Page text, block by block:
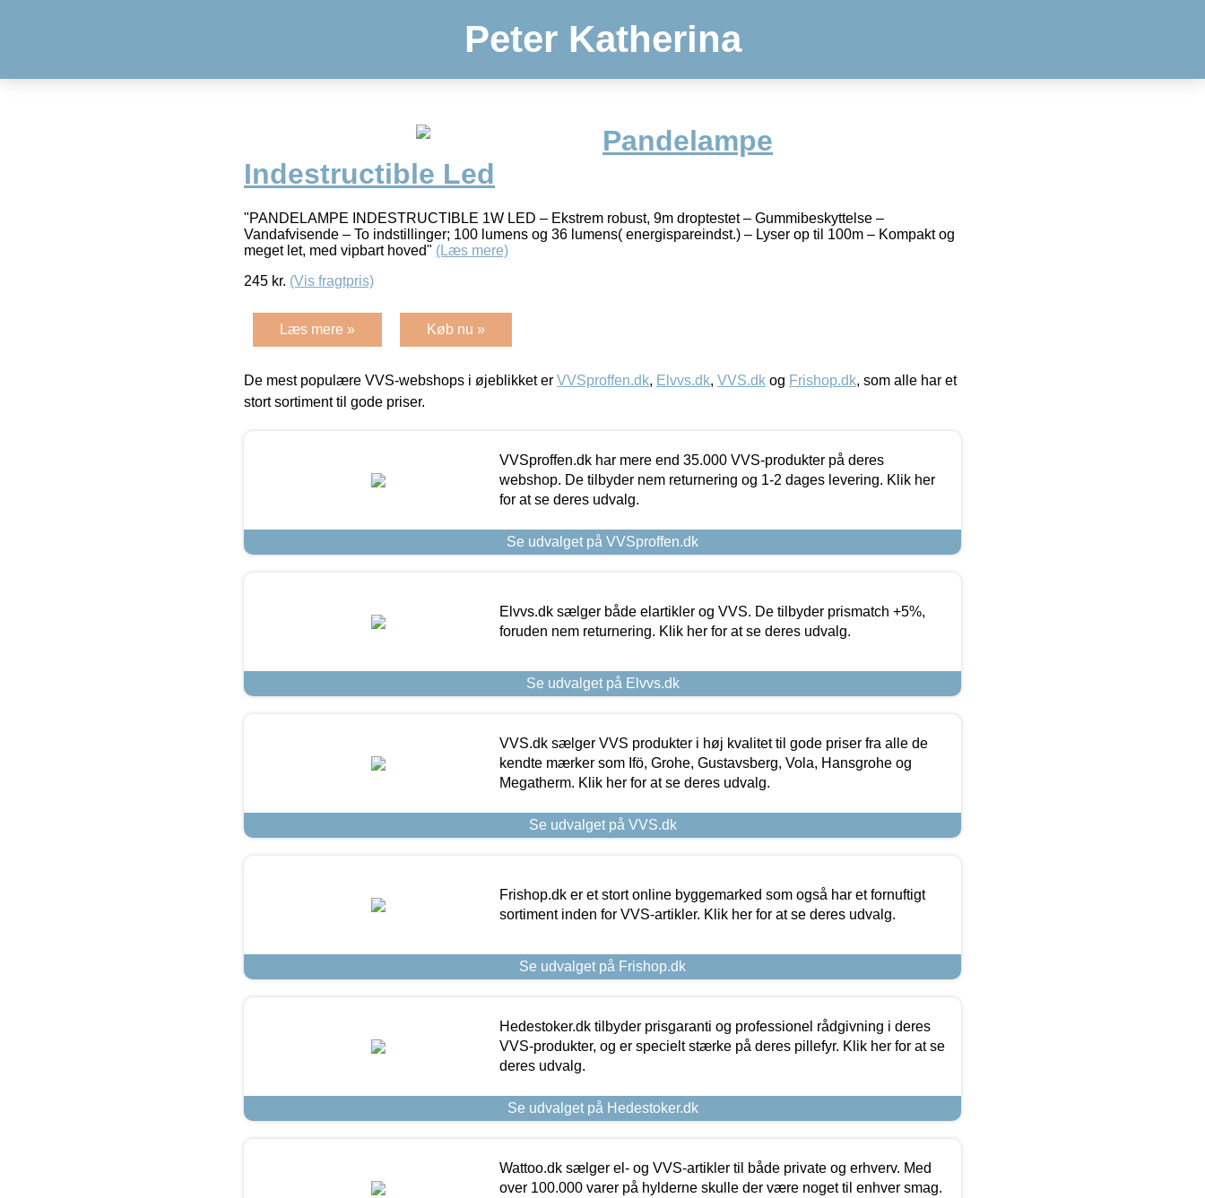
Peter Katherina
Pandelampe
Indestructible Led
"PANDELAMPE INDESTRUCTIBLE 1W LED – Ekstrem robust, 9m droptestet – Gummibeskyttelse –
Vandafvisende – To indstillinger; 100 lumens og 36 lumens( energispareindst.) – Lyser op til 100m – Kompakt og
meget let, med vipbart hoved" (Læs mere)
245 kr. (Vis fragtpris)
Læs mere » Køb nu »
De mest populære VVS-webshops i øjeblikket er VVSproffen.dk, Elvvs.dk, VVS.dk og Frishop.dk, som alle har et
stort sortiment til gode priser.
VVSproffen.dk har mere end 35.000 VVS-produkter på deres
webshop. De tilbyder nem returnering og 1-2 dages levering. Klik her
for at se deres udvalg.
Se udvalget på VVSproffen.dk
Elvvs.dk sælger både elartikler og VVS. De tilbyder prismatch +5%,
foruden nem returnering. Klik her for at se deres udvalg.
Se udvalget på Elvvs.dk
VVS.dk sælger VVS produkter i høj kvalitet til gode priser fra alle de
kendte mærker som Ifö, Grohe, Gustavsberg, Vola, Hansgrohe og
Megatherm. Klik her for at se deres udvalg.
Se udvalget på VVS.dk
Frishop.dk er et stort online byggemarked som også har et fornuftigt
sortiment inden for VVS-artikler. Klik her for at se deres udvalg.
Se udvalget på Frishop.dk
Hedestoker.dk tilbyder prisgaranti og professionel rådgivning i deres
VVS-produkter, og er specielt stærke på deres pillefyr. Klik her for at se
deres udvalg.
Se udvalget på Hedestoker.dk
Wattoo.dk sælger el- og VVS-artikler til både private og erhverv. Med
over 100.000 varer på hylderne skulle der være noget til enhver smag.